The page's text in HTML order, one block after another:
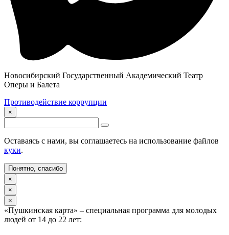
Новосибирский Государственный Академический Театр
Оперы и Балета
Противодействие коррупции
×
Оставаясь с нами, вы соглашаетесь на использование файлов
куки.
Понятно, спасибо
×
×
×
«Пушкинская карта» – специальная программа для молодых
людей от 14 до 22 лет: